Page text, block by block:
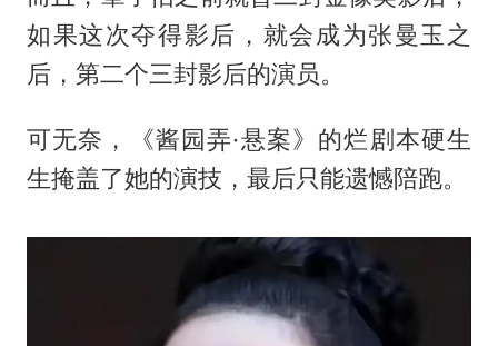
如果这次夺得影后，就会成为张曼玉之
后，第二个三封影后的演员。
可无奈，《酱园弄·悬案》的烂剧本硬生
生掩盖了她的演技，最后只能遗憾陪跑。